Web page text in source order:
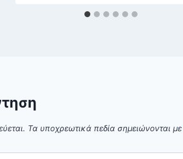
Τα υποχρεωτικά πεδία σημειώνονται με